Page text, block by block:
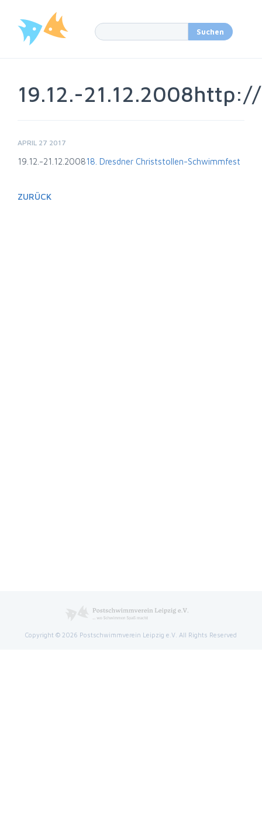
19.12.-
APRIL 27 2017
19.12.-21.12.200818. Dresdner Christstollen-Schwimmfest
ZURÜCK
Copyright © 2026 Postschwimmverein Leipzig e.V. All Rights Reserved